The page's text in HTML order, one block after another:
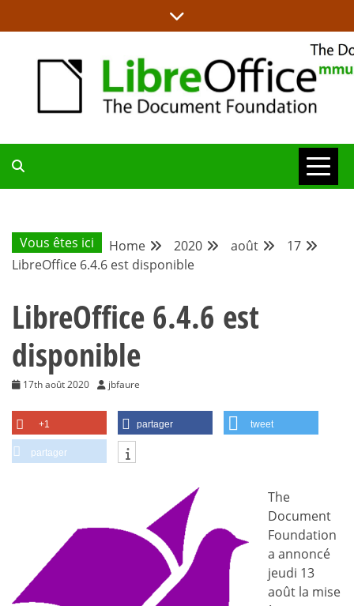
to
BLOG DE LA
COMMUNAUTÉ
FRANCOPHONE
Vous êtes ici Home 2020 août
17
LibreOffice 6.4.6 est disponible
LibreOffice 6.4.6 est
disponible
17th août 2020 jbfaure
+1 partager tweet
partager
The
Document
Foundation
a annoncé
jeudi 13
août la mise